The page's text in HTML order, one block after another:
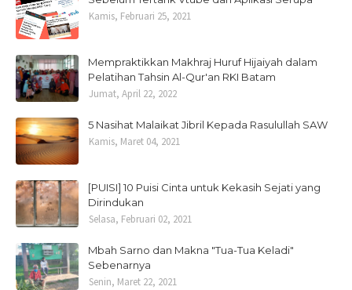
Kamis, Februari 25, 2021
Mempraktikkan Makhraj Huruf Hijaiyah dalam
Pelatihan Tahsin Al-Qur'an RKI Batam
Jumat, April 22, 2022
5 Nasihat Malaikat Jibril Kepada Rasulullah SAW
Kamis, Maret 04, 2021
[PUISI] 10 Puisi Cinta untuk Kekasih Sejati yang
Dirindukan
Selasa, Februari 02, 2021
Mbah Sarno dan Makna "Tua-Tua Keladi"
Sebenarnya
Senin, Maret 22, 2021